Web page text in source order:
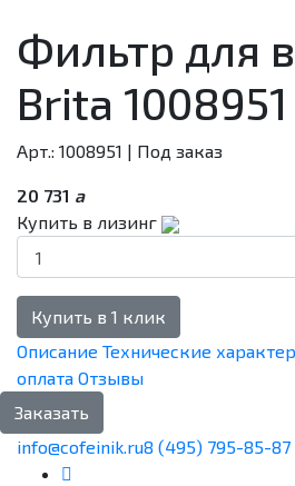
Фильтр для
Brita 1008951
Арт.: 1008951 | Под заказ
20 731 a
Купить в лизинг
Купить в 1 клик
Описание Технические
оплата Отзывы
Заказать
info@cofeinik.ru8 (495) 795-85-87